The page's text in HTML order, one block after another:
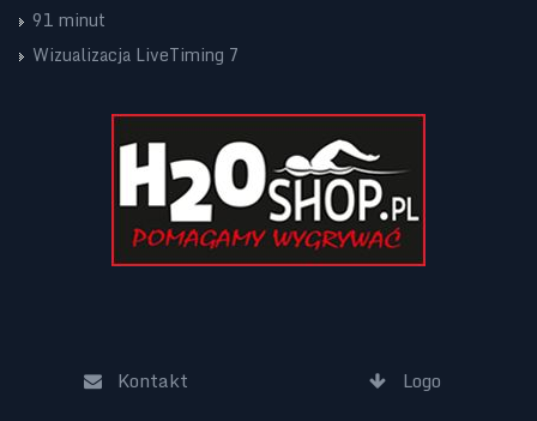
91 minut
Wizualizacja LiveTiming 7
Kontakt Logo